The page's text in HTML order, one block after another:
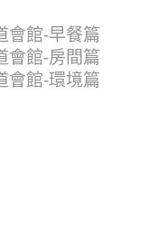
會館-早餐篇
會館-房間篇
會館-環境篇